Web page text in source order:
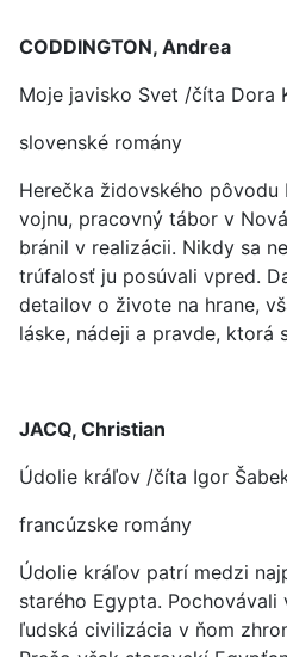
CODDINGTON, Andrea
Moje javisko Svet /číta Dora
slovenské romány
Herečka židovského pôvodu
vojnu, pracovný tábor v
bránil v realizácii. Nikdy sa
trúfalosť ju posúvali vpred.
detailov o živote na hrane,
láske, nádeji a pravde, ktorá
JACQ, Christian
Údolie kráľov /číta Igor
francúzske romány
Údolie kráľov patrí medzi
starého Egypta. Pochovávali
ľudská civilizácia v ňom